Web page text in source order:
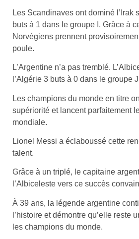
Les Scandinaves ont dominé l’Irak
buts à 1 dans le groupe I. Grâce à
Norvégiens prennent
poule.
L’Argentine n’a pas tremblé.
l’Algérie 3 buts à 0 dans le groupe
Les champions du monde en titre
supériorité et lancent parfaitement
mondiale.
Lionel Messi a éclaboussé cette
talent.
Grâce à un triplé, le capitaine
l’Albiceleste vers ce succès
À 39 ans, la légende argentine
l’histoire et démontre qu’elle reste
les champions du monde.